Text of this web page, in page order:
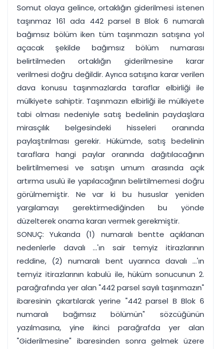
Somut olaya gelince, ortaklığın giderilmesi istenen
taşınmaz 161 ada 442 parsel B Blok 6 numaralı
bağımsız bölüm iken tüm taşınmazın satışına yol
açacak şekilde bağımsız bölüm numarası
belirtilmeden ortaklığın giderilmesine karar
verilmesi doğru değildir. Ayrıca satışına karar verilen
dava konusu taşınmazlarda taraflar elbirliği ile
mülkiyete sahiptir. Taşınmazın elbirliği ile mülkiyete
tabi olması nedeniyle satış bedelinin paydaşlara
mirasçılık belgesindeki hisseleri oranında
paylaştırılması gerekir. Hükümde, satış bedelinin
taraflara hangi paylar oranında dağıtılacağının
belirtilmemesi ve satışın umum arasında açık
artırma usulü ile yapılacağının belirtilmemesi doğru
görülmemiştir. Ne var ki bu hususlar yeniden
yargılamayı gerektirmediğinden bu yönde
düzelterek onama kararı vermek gerekmiştir.
SONUÇ: Yukarıda (1) numaralı bentte açıklanan
nedenlerle davalı ...'ın sair temyiz itirazlarının
reddine, (2) numaralı bent uyarınca davalı ...'ın
temyiz itirazlarının kabulü ile, hüküm sonucunun 2.
parağrafında yer alan "442 parsel sayılı taşınmazın"
ibaresinin çıkartılarak yerine "442 parsel B Blok 6
numaralı bağımsız bölümün" sözcüğünün
yazılmasına, yine ikinci parağrafda yer alan
"Giderilmesine" ibaresinden sonra gelmek üzere